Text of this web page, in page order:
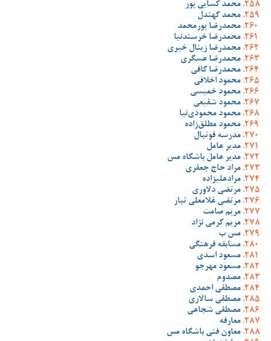
محمد کسایی پور
محمد کهندل
محمدرضا پورمحمد
محمدرضا خرسندنیا
محمدرضا زینال خیری
محمدرضا عسگری
محمدرضا کافی
محمود اخلاقی
محمود خمیسی
محمود شفیعی
محمود محمودی‌نیا
محمود مطلق‌زاده
مدرسه فوتبال
مدیر عامل
مدیر عامل باشگاه مس
مراد حاج جعفری
مرادعلیزاده
مرتضی دلاوری
مرتضی غلامعلی تبار
مریم صامت
مریم کرمی نژاد
مس ب
مسابقه فرهنگی
مسعود اسدی
مسعود مهرجو
مصدوم
مصطفی احمدی
مصطفی سالاری
مصطفی شجاعی
معارفه
معاون فنی باشگاه مس